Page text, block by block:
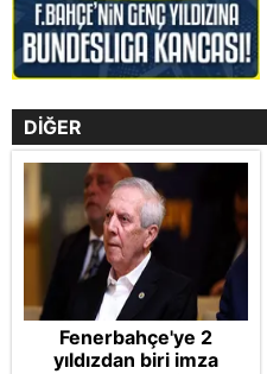
DİĞER
Fenerbahçe'ye 2
yıldızdan biri imza